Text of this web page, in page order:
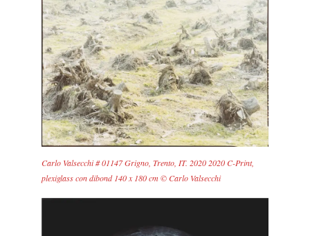
Carlo Valsecchi # 01147 Grigno, Trento, IT. 2020 2020 C-Print,
plexiglass con dibond 140 x 180 cm © Carlo Valsecchi